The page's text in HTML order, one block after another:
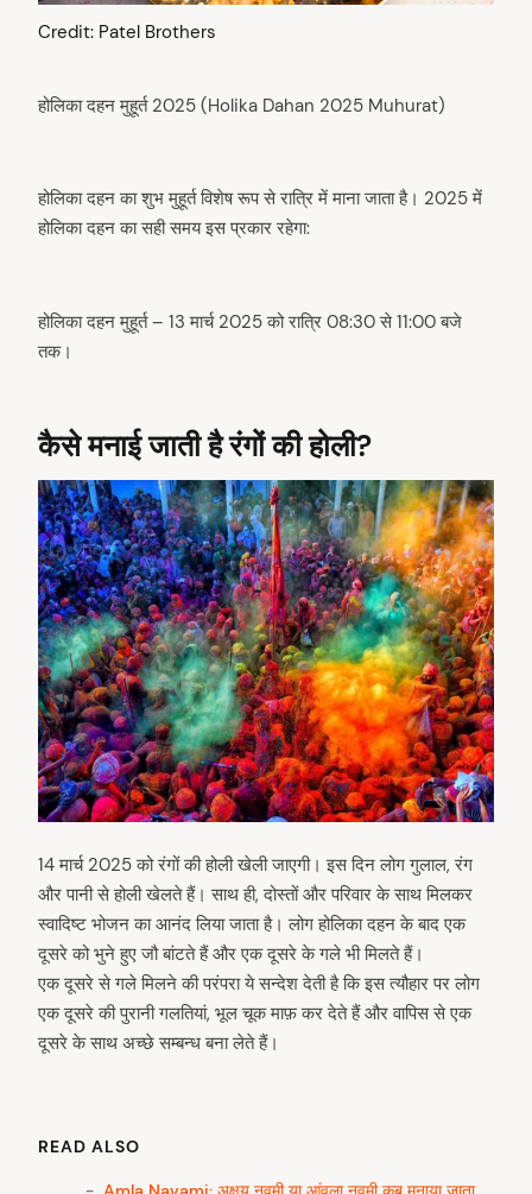
Credit: Patel Brothers
होलिका दहन मुहूर्त 2025 (Holika Dahan 2025 Muhurat)
होलिका दहन का शुभ मुहूर्त विशेष रूप से रात्रि में माना जाता है। 2025 में
होलिका दहन का सही समय इस प्रकार रहेगा:
होलिका दहन मुहूर्त – 13 मार्च 2025 को रात्रि 08:30 से 11:00 बजे
तक।
कैसे मनाई जाती है रंगों की होली?
14 मार्च 2025 को रंगों की होली खेली जाएगी। इस दिन लोग गुलाल, रंग
और पानी से होली खेलते हैं। साथ ही, दोस्तों और परिवार के साथ मिलकर
स्वादिष्ट भोजन का आनंद लिया जाता है। लोग होलिका दहन के बाद एक
दूसरे को भुने हुए जौ बांटते हैं और एक दूसरे के गले भी मिलते हैं।
एक दूसरे से गले मिलने की परंपरा ये सन्देश देती है कि इस त्यौहार पर लोग
एक दूसरे की पुरानी गलतियां, भूल चूक माफ़ कर देते हैं और वापिस से एक
दूसरे के साथ अच्छे सम्बन्ध बना लेते हैं।
READ ALSO